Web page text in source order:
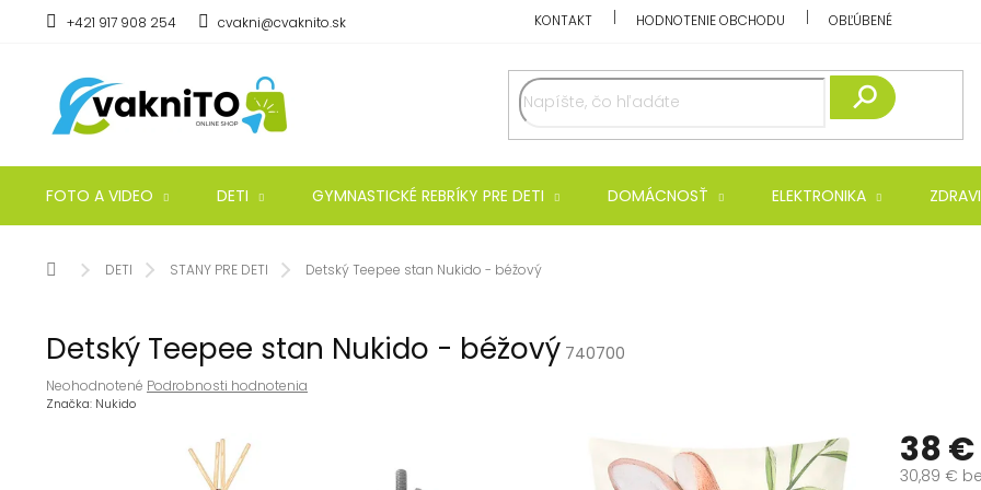
+421 917 908 254 cvakni@cvaknito.sk KONTAKT HODNOTENIE OBCHODU OBĽÚBENÉ
FOTO A VIDEO DETI GYMNASTICKÉ REBRÍKY PRE DETI DOMÁCNOSŤ ELEKTRONIKA
DomovDETI STANY PRE DETI Detský Teepee stan Nukido - béžový
Detský Teepee stan Nukido - béžový 740700
Priemerné
hodnotenie
Neohodnotené Podrobnosti hodnotenia
Značka: Nukido
38 €
30,89 €